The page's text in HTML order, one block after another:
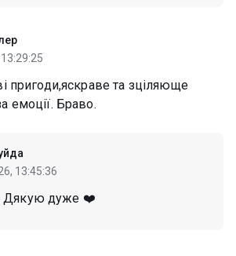
пригоди,яскраве та зціляюще
емоції. Браво.
13:45:36
Дякую дуже ❤️